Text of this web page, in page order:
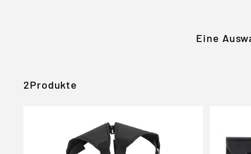
Eine
2Produkte